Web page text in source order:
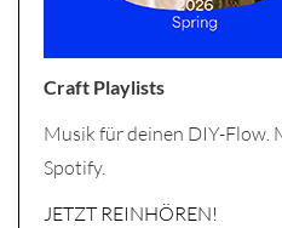
Craft Playlists
Musik für deinen DIY-Flow.
Spotify.
JETZT REINHÖREN!